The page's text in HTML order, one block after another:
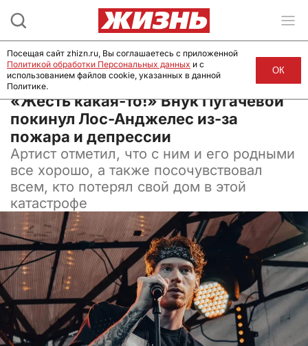
12 января 2025, 08:00
«Жесть какая-то!» Внук Пугачевой
покинул Лос-Анджелес из-за
пожара и депрессии
Артист отметил, что с ним и его родными
все хорошо, а также посочувствовал
всем, кто потерял свой дом в этой
катастрофе
Посещая сайт zhizn.ru, Вы соглашаетесь с приложенной
Политикой обработки Персональных данных и с
использованием файлов cookie, указанных в данной
Политике.
ОК